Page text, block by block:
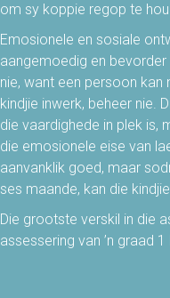
om sy koppie regop te hou
Emosionele en sosiale
aangemoedig en
nie, want een persoon
kindjie inwerk, beheer nie.
die vaardighede in plek is,
die emosionele eise van
aanvanklik goed, maar
ses maande, kan die
Die grootste verskil in die
assessering van ’n graad 1